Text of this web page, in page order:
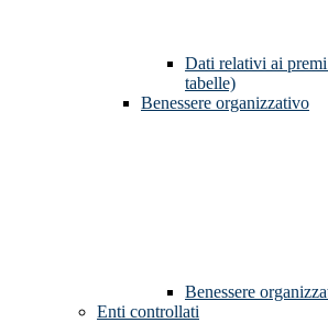
Dati relativi ai
tabelle)
Benessere organizzativo
Benessere
Enti controllati